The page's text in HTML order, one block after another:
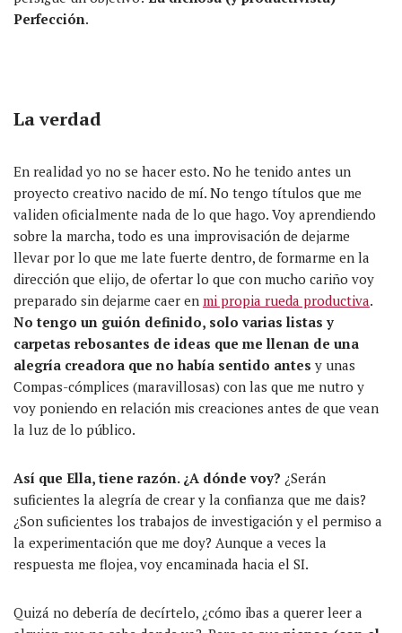
Perfección.
La verdad
En realidad yo no se hacer esto. No he tenido antes un
proyecto creativo nacido de mí. No tengo títulos que me
validen oficialmente nada de lo que hago. Voy aprendiendo
sobre la marcha, todo es una improvisación de dejarme
llevar por lo que me late fuerte dentro, de formarme en la
dirección que elijo, de ofertar lo que con mucho cariño voy
preparado sin dejarme caer en mi propia rueda productiva.
No tengo un guión definido, solo varias listas y
carpetas rebosantes de ideas que me llenan de una
alegría creadora que no había sentido antes y unas
Compas-cómplices (maravillosas) con las que me nutro y
voy poniendo en relación mis creaciones antes de que vean
la luz de lo público.
Así que Ella, tiene razón. ¿A dónde voy? ¿Serán
suficientes la alegría de crear y la confianza que me dais?
¿Son suficientes los trabajos de investigación y el permiso a
la experimentación que me doy? Aunque a veces la
respuesta me flojea, voy encaminada hacia el SI.
Quizá no debería de decírtelo, ¿cómo ibas a querer leer a